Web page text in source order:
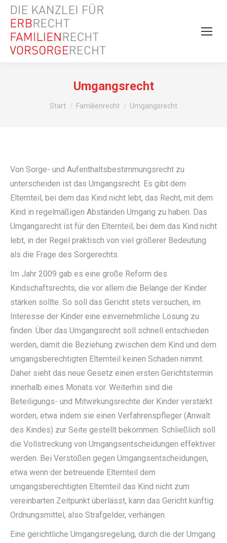
Umgangsrecht
Sie befinden sich hier:
Start Familienrecht Umgangsrecht
Von Sorge- und Aufenthaltsbestimmungsrecht zu
unterscheiden ist das Umgangsrecht. Es gibt dem
Elternteil, bei dem das Kind nicht lebt, das Recht, mit dem
Kind in regelmäßigen Abständen Umgang zu haben. Das
Umgangsrecht ist für den Elternteil, bei dem das Kind nicht
lebt, in der Regel praktisch von viel größerer Bedeutung
als die Frage des Sorgerechts.
Im Jahr 2009 gab es eine große Reform des
Kindschaftsrechts, die vor allem die Belange der Kinder
stärken sollte. So soll das Gericht stets versuchen, im
Interesse der Kinder eine einvernehmliche Lösung zu
finden. Über das Umgangsrecht soll schnell entschieden
werden, damit die Beziehung zwischen dem Kind und dem
umgangsberechtigten Elternteil keinen Schaden nimmt.
Daher sieht das neue Gesetz einen ersten Gerichtstermin
innerhalb eines Monats vor. Weiterhin sind die
Beteiligungs- und Mitwirkungsrechte der Kinder verstärkt
worden, etwa indem sie einen Verfahrenspfleger (Anwalt
des Kindes) zur Seite gestellt bekommen. Schließlich soll
die Vollstreckung von Umgangsentscheidungen effektiver
werden. Bei Verstößen gegen Umgangsentscheidungen,
etwa wenn der betreuende Elternteil dem
umgangsberechtigten Elternteil das Kind nicht zum
vereinbarten Zeitpunkt überlässt, kann das Gericht künftig
Ordnungsmittel, also Strafgelder, verhängen.
Eine gerichtliche Umgangsregelung, durch die der Umgang